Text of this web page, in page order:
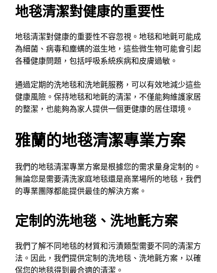
地毯清潔對健康的重要性
地毯清潔對健康的重要性不容忽視。地毯和地氈可能成
為細菌、病毒和塵螨的滋生地，這些微生物可能會引起
各種健康問題，包括呼吸系統疾病和皮膚過敏。
通過定期的洗地毯和洗地氈服務，可以有效地減少這些
健康風險。保持地毯和地氈的清潔，不僅能夠維護家居
的整潔，也能夠為家人提供一個更健康的居住環境。
雅蘭的地毯清潔專業方案
我們的地毯清潔專業方案是根據您的需求量身定制的。
無論您是需要清洗家庭地毯還是商業場所的地毯，我們
的專業團隊都能提供最佳的解決方案。
定制的洗地毯、洗地氈方案
我們了解不同地毯的材質和污漬類型需要不同的清潔方
法。因此，我們提供定制的洗地毯、洗地氈方案，以確
保您的地毯得到最合適的清潔。